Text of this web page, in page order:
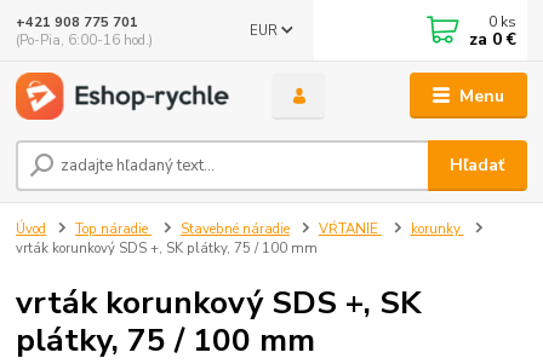
Menu
EUR
Hľadať
+421 908 775 701
(Po-Pia, 6:00-16 hod.)
0 ks
za 0 €
Úvod Top náradie Stavebné náradie VŔTANIE
korunky
vrták korunkový SDS +, SK plátky, 75 / 100 mm
vrták korunkový SDS +, SK
plátky, 75 / 100 mm